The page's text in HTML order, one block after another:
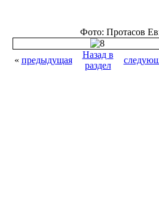
Фото: Протасов
« предыдущая
Назад в
раздел